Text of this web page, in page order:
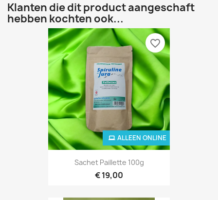
Klanten die dit product aangeschaft
hebben kochten ook...
Sachet Paillette 100g
€ 19,00
ALLEEN ONLINE
favorite_border